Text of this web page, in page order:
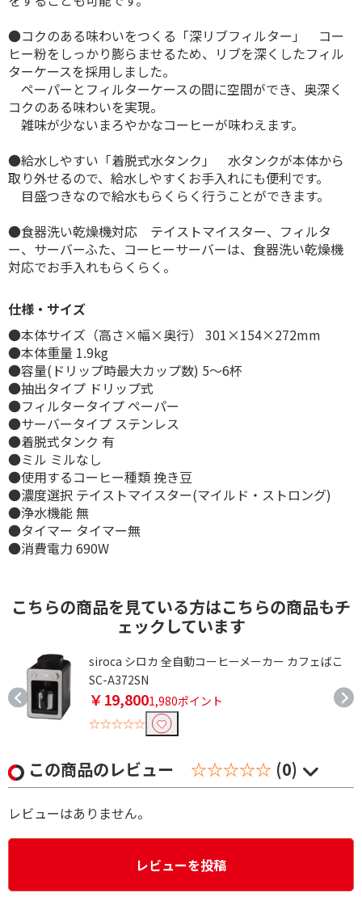
●コクのある味わいをつくる「深リブフィルター」 コー
ヒー粉をしっかり膨らませるため、リブを深くしたフィル
ターケースを採用しました。
ペーパーとフィルターケースの間に空間ができ、奥深く
コクのある味わいを実現。
雑味が少ないまろやかなコーヒーが味わえます。
●給水しやすい「着脱式水タンク」 水タンクが本体から
取り外せるので、給水しやすくお手入れにも便利です。
目盛つきなので給水もらくらく行うことができます。
●食器洗い乾燥機対応 テイストマイスター、フィルタ
ー、サーバーふた、コーヒーサーバーは、食器洗い乾燥機
対応でお手入れもらくらく。
仕様・サイズ
●本体サイズ（高さ×幅×奥行） 301×154×272mm
●本体重量 1.9kg
●容量(ドリップ時最大カップ数) 5～6杯
●抽出タイプ ドリップ式
●フィルタータイプ ペーパー
●サーバータイプ ステンレス
●着脱式タンク 有
●ミル ミルなし
●使用するコーヒー種類 挽き豆
●濃度選択 テイストマイスター(マイルド・ストロング)
●浄水機能 無
●タイマー タイマー無
●消費電力 690W
こちらの商品を見ている方はこちらの商品もチ
ェックしています
siroca シロカ 全自動コーヒーメーカー カフェばこ
SC-A372SN
￥19,8001,980ポイント
☆☆☆☆☆
この商品のレビュー ☆☆☆☆☆ (0)
レビューはありません。
レビューを投稿